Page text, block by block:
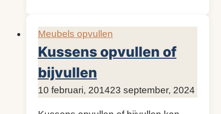
Meubels opvullen
Kussens opvullen of
bijvullen
DoorKijkopMeubelen.nl
10 februari, 201423 september, 2024